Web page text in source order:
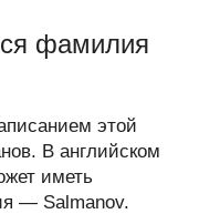
фамилия
этой
В английском
иметь
— Salmanov.